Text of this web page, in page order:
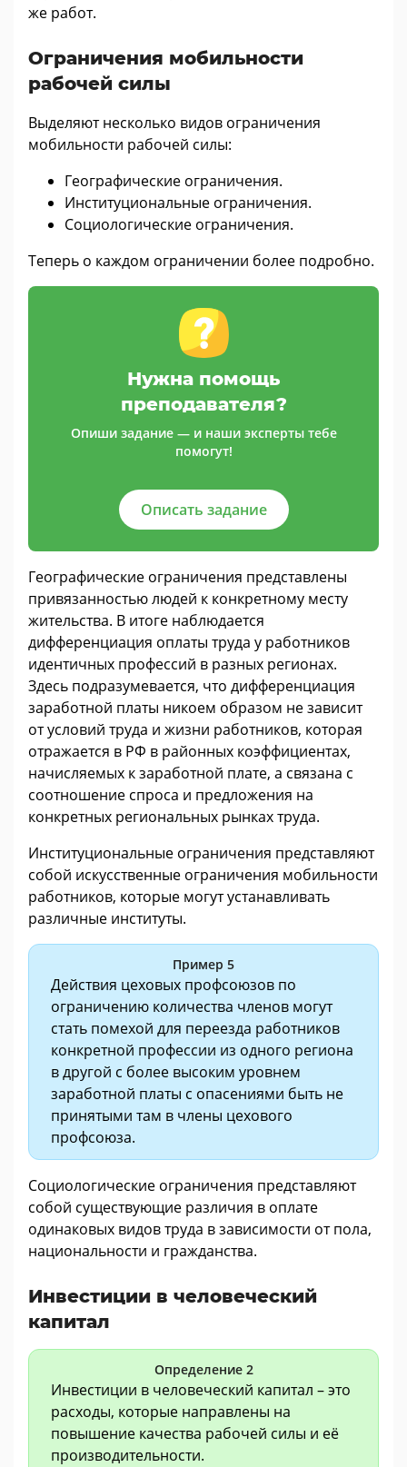
же работ.
Ограничения мобильности
рабочей силы
Выделяют несколько видов ограничения
мобильности рабочей силы:
Географические ограничения.
Институциональные ограничения.
Социологические ограничения.
Теперь о каждом ограничении более подробно.
Нужна помощь
преподавателя?
Опиши задание — и наши эксперты тебе
помогут!
Описать задание
Географические ограничения представлены
привязанностью людей к конкретному месту
жительства. В итоге наблюдается
дифференциация оплаты труда у работников
идентичных профессий в разных регионах.
Здесь подразумевается, что дифференциация
заработной платы никоем образом не зависит
от условий труда и жизни работников, которая
отражается в РФ в районных коэффициентах,
начисляемых к заработной плате, а связана с
соотношение спроса и предложения на
конкретных региональных рынках труда.
Институциональные ограничения представляют
собой искусственные ограничения мобильности
работников, которые могут устанавливать
различные институты.
Пример 5
Действия цеховых профсоюзов по
ограничению количества членов могут
стать помехой для переезда работников
конкретной профессии из одного региона
в другой с более высоким уровнем
заработной платы с опасениями быть не
принятыми там в члены цехового
профсоюза.
Социологические ограничения представляют
собой существующие различия в оплате
одинаковых видов труда в зависимости от пола,
национальности и гражданства.
Инвестиции в человеческий
капитал
Определение 2
Инвестиции в человеческий капитал – это
расходы, которые направлены на
повышение качества рабочей силы и её
производительности.